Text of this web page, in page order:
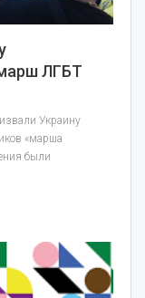
ЛГБТ
Украину
«марша
были